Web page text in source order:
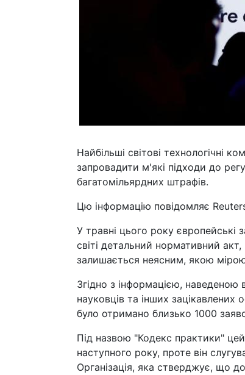
Найбільші світові технологічні
запровадити м'які підходи до
багатомільярдних штрафів.
Цю інформацію повідомляє
У травні цього року європейські
світі детальний нормативний
залишається неясним, якою
Згідно з інформацією, наведеною
науковців та інших зацікавлених
було отримано близько 1000
Під назвою "Кодекс практики"
наступного року, проте він
Організація, яка стверджує, що